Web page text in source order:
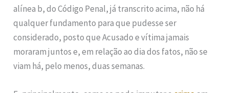
alínea b, do Código Penal, já transcrito acima, não há
qualquer fundamento para que pudesse ser
considerado, posto que Acusado e vítima jamais
moraram juntos e, em relação ao dia dos fatos, não se
viam há, pelo menos, duas semanas.